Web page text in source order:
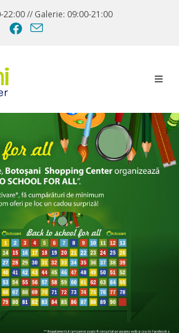
// Galerie: 09:00-21:00